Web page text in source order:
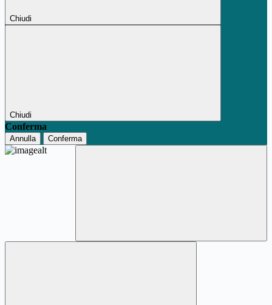
Chiudi
Chiudi
Conferma
Annulla Conferma